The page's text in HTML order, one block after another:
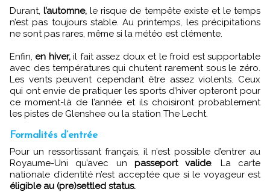
Durant,l’automne,le risque de tempête existe et le temps
n’est pas toujours stable. Au printemps, les précipitations
ne sont pas rares, même si la météo est clémente.
Enfin, en hiver,il fait assez doux et le froid est supportable
avec des températures qui chutent rarement sous le zéro.
Les vents peuvent cependant être assez violents. Ceux
qui ont envie de pratiquer lessports d’hiver opteront pour
ce moment-là de l’année et ils choisiront probablement
les pistes de Glenshee ou la station The Lecht.
Formalités d’entrée
Pour un ressortissant français, il n’est possible d’entrer au
Royaume-Uni qu’avec un passeport valide. La carte
nationale d’identité n’est acceptée que si le voyageur est
éligible au (pre)settled status.